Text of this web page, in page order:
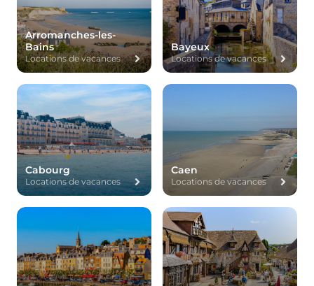
Arromanches-les-
Bains
Locations de vacances
Bayeux
Locations de vacances
Cabourg
Locations de vacances
Caen
Locations de vacances